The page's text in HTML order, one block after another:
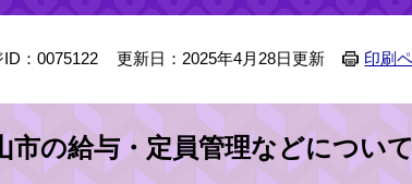
ID：0075122 更新日：2025年4月28日更新 印刷
市の給与・定員管理などについ